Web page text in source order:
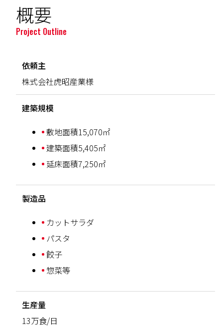
概要
Project Outline
依頼主
株式会社虎昭産業様
建築規模
敷地面積15,070㎡
建築面積5,405㎡
延床面積7,250㎡
製造品
カットサラダ
パスタ
餃子
惣菜等
生産量
13万食/日